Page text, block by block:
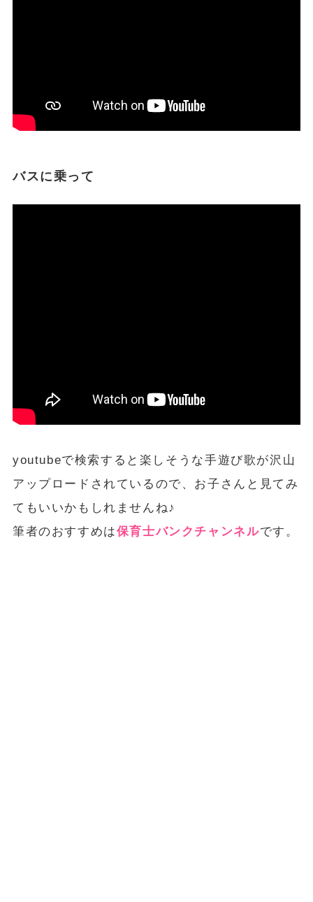
バスに乗って
youtubeで検索すると楽しそうな手遊び歌が沢山
アップロードされているので、お子さんと見てみ
てもいいかもしれませんね♪
筆者のおすすめは保育士バンクチャンネルです。